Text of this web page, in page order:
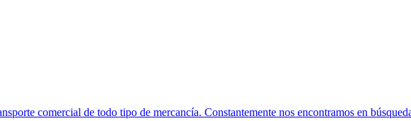
comercial de todo tipo de mercancía. Constantemente nos encontramos en